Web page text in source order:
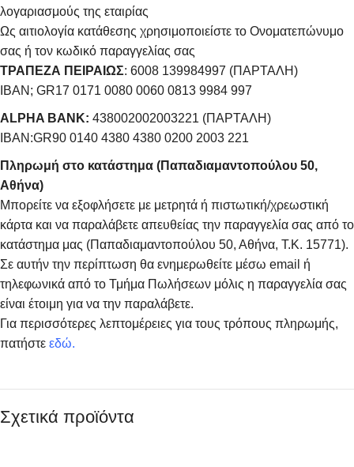
λογαριασμούς της εταιρίας
Ως αιτιολογία κατάθεσης χρησιμοποιείστε το Ονοματεπώνυμο
σας ή τον κωδικό παραγγελίας σας
ΤΡΑΠΕΖΑ ΠΕΙΡΑΙΩΣ: 6008 139984997 (ΠΑΡΤΑΛΗ)
IBAN; GR17 0171 0080 0060 0813 9984 997
ALPHA BANK: 438002002003221 (ΠΑΡΤΑΛΗ)
IBAN:GR90 0140 4380 4380 0200 2003 221
Πληρωμή στο κατάστημα (Παπαδιαμαντοπούλου 50,
Αθήνα)
Μπορείτε να εξοφλήσετε με μετρητά ή πιστωτική/χρεωστική
κάρτα και να παραλάβετε απευθείας την παραγγελία σας από το
κατάστημα μας (Παπαδιαμαντοπούλου 50, Αθήνα, Τ.Κ. 15771).
Σε αυτήν την περίπτωση θα ενημερωθείτε μέσω email ή
τηλεφωνικά από το Τμήμα Πωλήσεων μόλις η παραγγελία σας
είναι έτοιμη για να την παραλάβετε.
Για περισσότερες λεπτομέρειες για τους τρόπους πληρωμής,
πατήστε εδώ.
Σχετικά προϊόντα